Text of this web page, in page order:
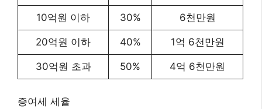
10억원 이하 30% 6천만원
20억원 이하 40% 1억 6천만원
30억원 초과 50% 4억 6천만원
증여세 세율